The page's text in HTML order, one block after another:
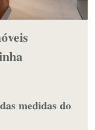
medidas do